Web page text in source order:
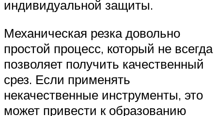
индивидуальной защиты.
Механическая резка довольно
простой процесс, который не всегда
позволяет получить качественный
срез. Если применять
некачественные инструменты, это
может привести к образованию